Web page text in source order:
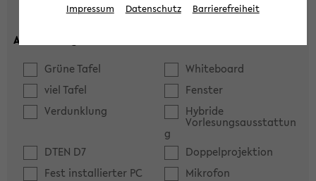
Ausstattung:
Grüne Tafel
Whiteboard
viel Tafel
Fenster
Verdunklung
Hybride
Vorlesungsausstattun
g
DTEN D7
Doppelprojektion
Fest installierter PC
Mikrofon
Impressum Datenschutz Barrierefreiheit